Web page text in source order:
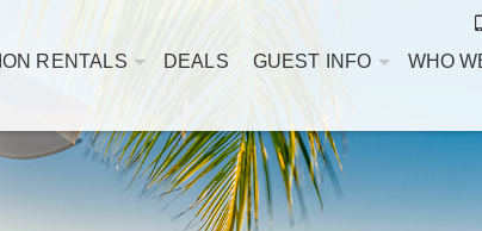
RENTALS DEALS GUEST INFO WHO